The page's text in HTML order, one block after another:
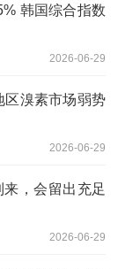
韩国综合指数
2026-06-29
区溴素市场弱势
2026-06-29
，会留出充足
2026-06-29